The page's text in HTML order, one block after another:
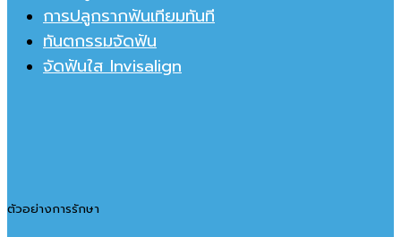
การปลูกรากฟันเทียมทันที
ทันตกรรมจัดฟัน
จัดฟันใส Invisalign
ตัวอย่างการรักษา